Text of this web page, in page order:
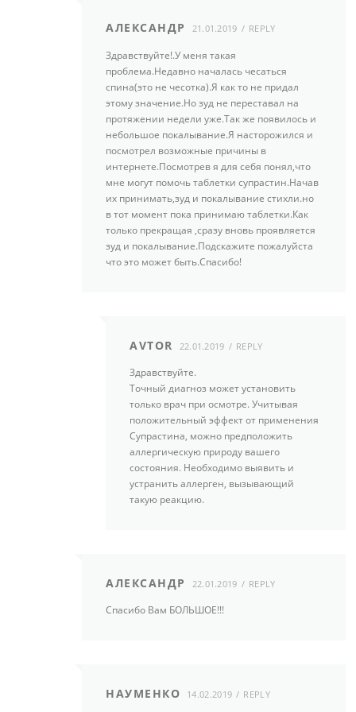
АЛЕКСАНДР 21.01.2019 REPLY
Здравствуйте!.У меня такая
проблема.Недавно началась чесаться
спина(это не чесотка).Я как то не придал
этому значение.Но зуд не переставал на
протяжении недели уже.Так же появилось и
небольшое покалывание.Я насторожился и
посмотрел возможные причины в
интернете.Посмотрев я для себя понял,что
мне могут помочь таблетки супрастин.Начав
их принимать,зуд и покалывание стихли.но
в тот момент пока принимаю таблетки.Как
только прекращая ,сразу вновь проявляется
зуд и покалывание.Подскажите пожалуйста
что это может быть.Спасибо!
AVTOR 22.01.2019 REPLY
Здравствуйте.
Точный диагноз может установить
только врач при осмотре. Учитывая
положительный эффект от применения
Супрастина, можно предположить
аллергическую природу вашего
состояния. Необходимо выявить и
устранить аллерген, вызывающий
такую реакцию.
АЛЕКСАНДР 22.01.2019 REPLY
Спасибо Вам БОЛЬШОЕ!!!
НАУМЕНКО 14.02.2019 REPLY